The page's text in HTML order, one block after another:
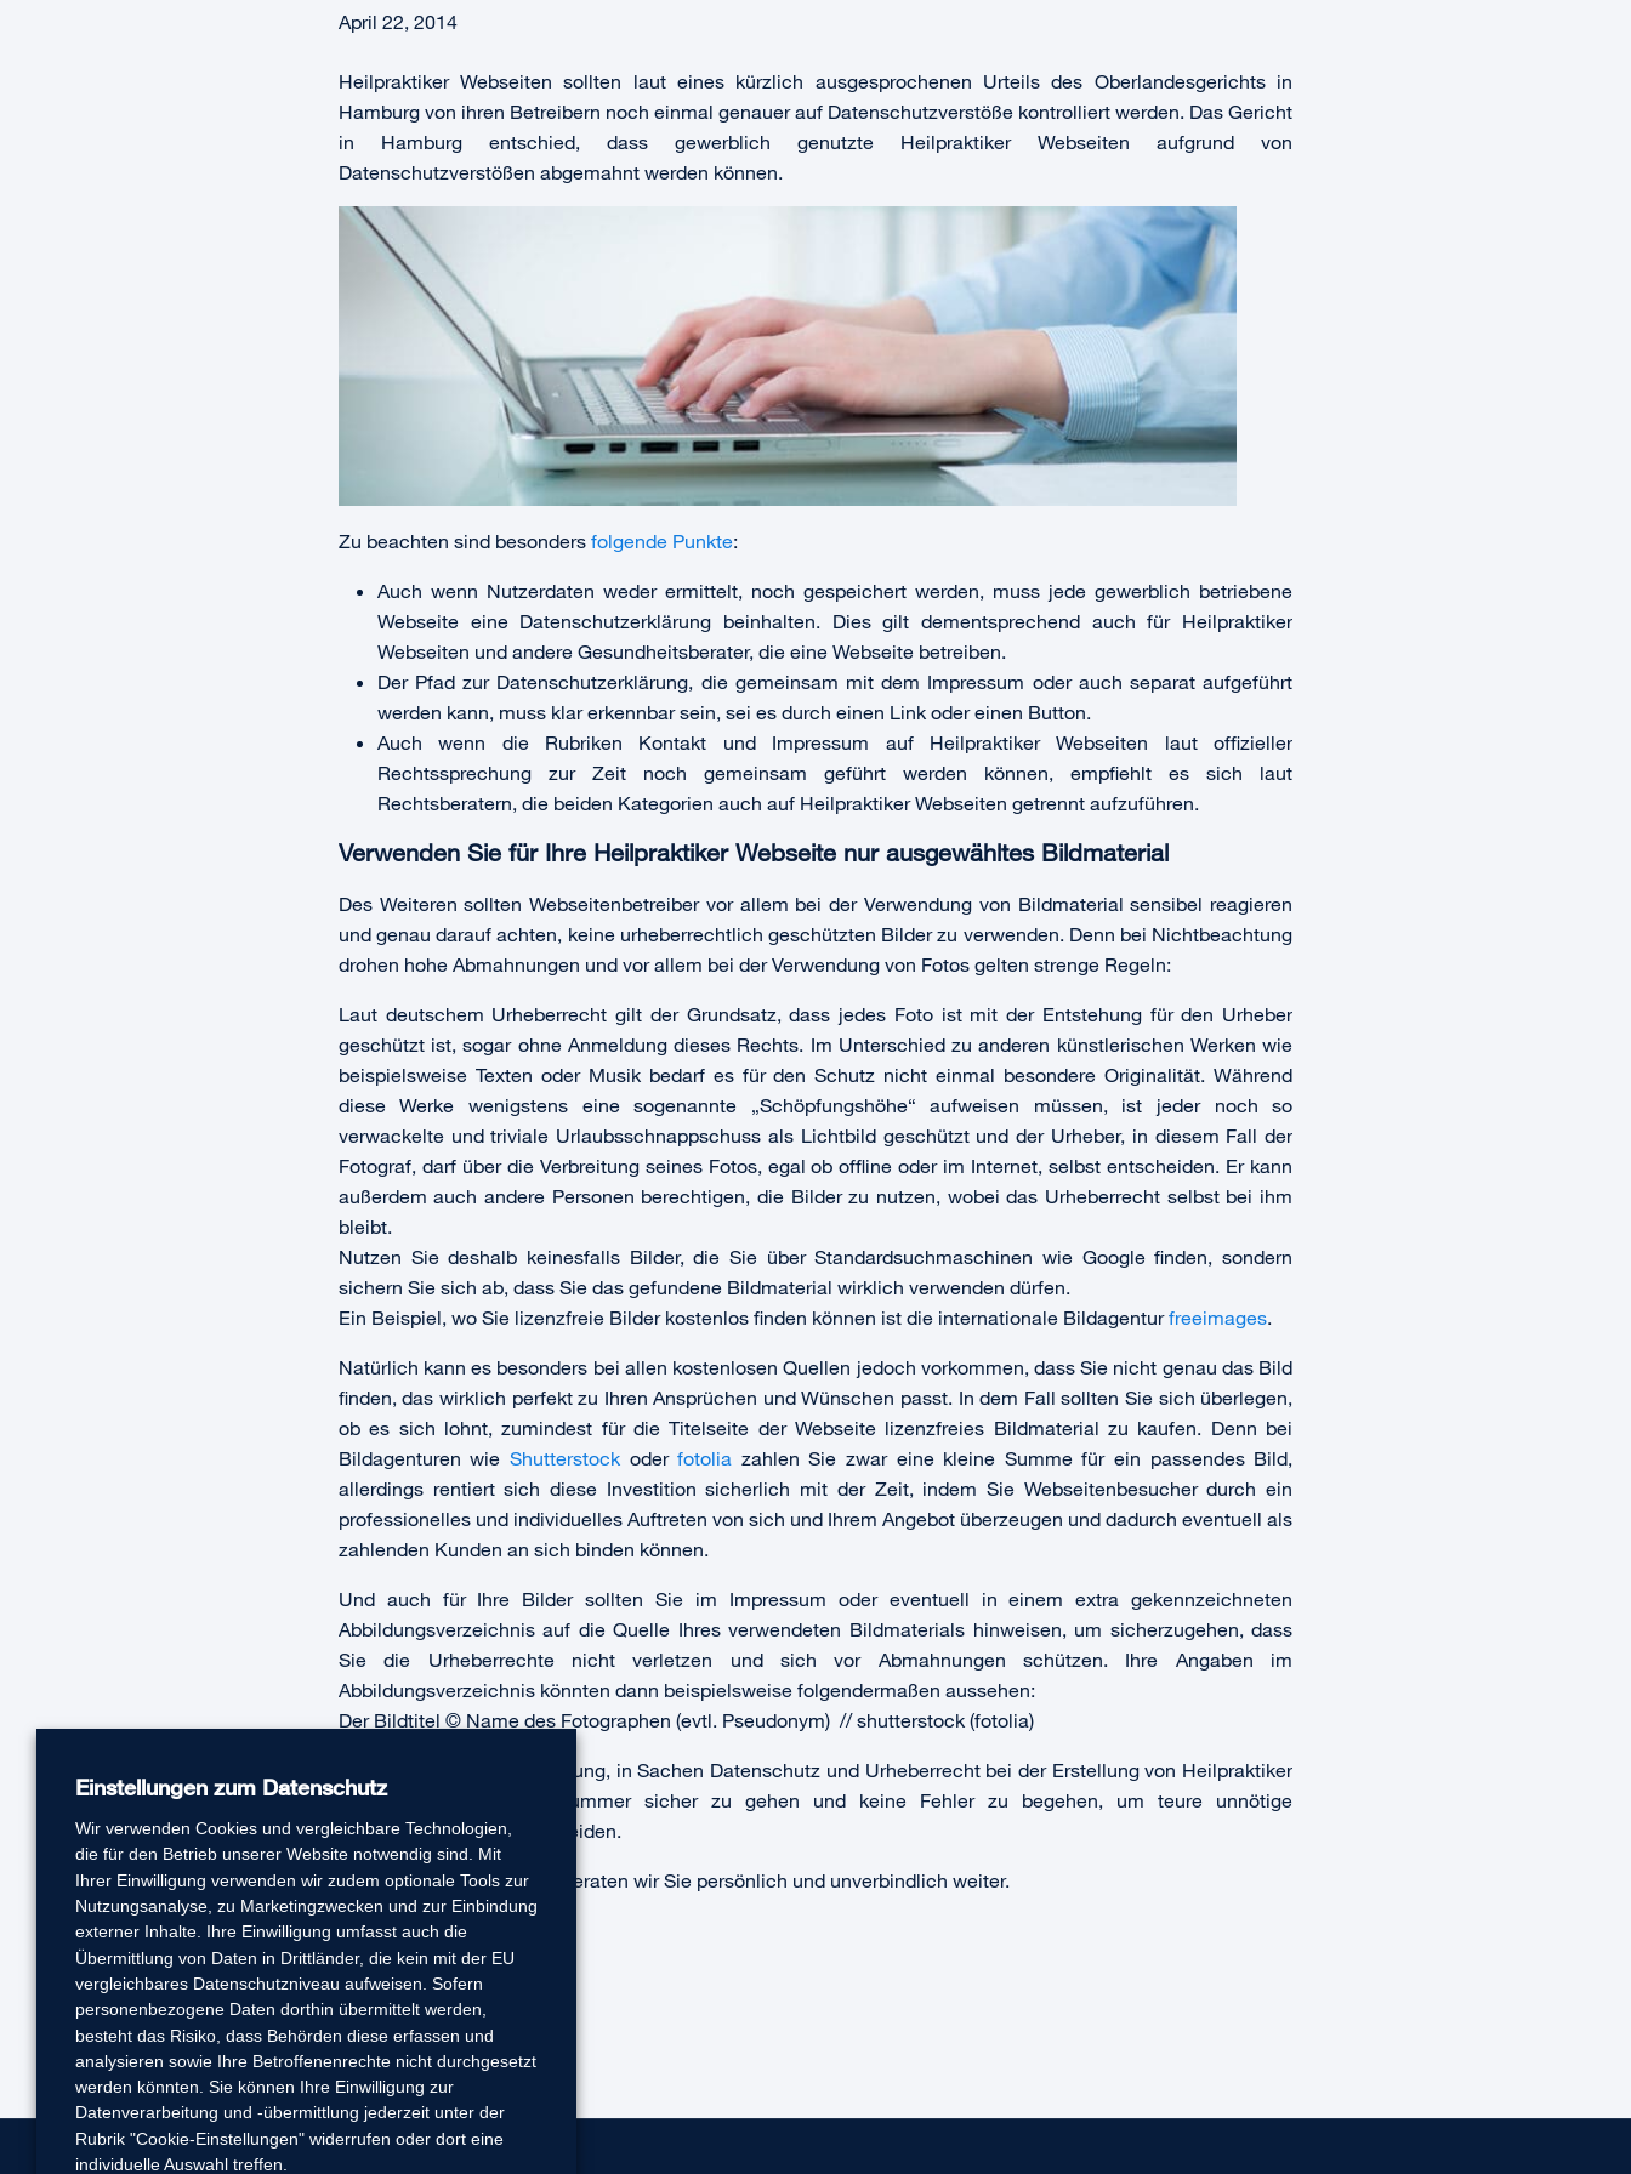
April 22, 2014
Heilpraktiker Webseiten sollten laut eines kürzlich ausgesprochenen Urteils des Oberlandesgerichts in
Hamburg von ihren Betreibern noch einmal genauer auf Datenschutzverstöße kontrolliert werden. Das Gericht
in Hamburg entschied, dass gewerblich genutzte Heilpraktiker Webseiten aufgrund von
Datenschutzverstößen abgemahnt werden können.
Zu beachten sind besonders folgende Punkte:
Auch wenn Nutzerdaten weder ermittelt, noch gespeichert werden, muss jede gewerblich betriebene
Webseite eine Datenschutzerklärung beinhalten. Dies gilt dementsprechend auch für Heilpraktiker
Webseiten und andere Gesundheitsberater, die eine Webseite betreiben.
Der Pfad zur Datenschutzerklärung, die gemeinsam mit dem Impressum oder auch separat aufgeführt
werden kann, muss klar erkennbar sein, sei es durch einen Link oder einen Button.
Auch wenn die Rubriken Kontakt und Impressum auf Heilpraktiker Webseiten laut offizieller
Rechtssprechung zur Zeit noch gemeinsam geführt werden können, empfiehlt es sich laut
Rechtsberatern, die beiden Kategorien auch auf Heilpraktiker Webseiten getrennt aufzuführen.
Verwenden Sie für Ihre Heilpraktiker Webseite nur ausgewähltes Bildmaterial
Des Weiteren sollten Webseitenbetreiber vor allem bei der Verwendung von Bildmaterial sensibel reagieren
und genau darauf achten, keine urheberrechtlich geschützten Bilder zu verwenden. Denn bei Nichtbeachtung
drohen hohe Abmahnungen und vor allem bei der Verwendung von Fotos gelten strenge Regeln:
Laut deutschem Urheberrecht gilt der Grundsatz, dass jedes Foto ist mit der Entstehung für den Urheber
geschützt ist, sogar ohne Anmeldung dieses Rechts. Im Unterschied zu anderen künstlerischen Werken wie
beispielsweise Texten oder Musik bedarf es für den Schutz nicht einmal besondere Originalität. Während
diese Werke wenigstens eine sogenannte „Schöpfungshöhe“ aufweisen müssen, ist jeder noch so
verwackelte und triviale Urlaubsschnappschuss als Lichtbild geschützt und der Urheber, in diesem Fall der
Fotograf, darf über die Verbreitung seines Fotos, egal ob offline oder im Internet, selbst entscheiden. Er kann
außerdem auch andere Personen berechtigen, die Bilder zu nutzen, wobei das Urheberrecht selbst bei ihm
bleibt.
Nutzen Sie deshalb keinesfalls Bilder, die Sie über Standardsuchmaschinen wie Google finden, sondern
sichern Sie sich ab, dass Sie das gefundene Bildmaterial wirklich verwenden dürfen.
Ein Beispiel, wo Sie lizenzfreie Bilder kostenlos finden können ist die internationale Bildagenturfreeimages.
Natürlich kann es besonders bei allen kostenlosen Quellen jedoch vorkommen, dass Sie nicht genau das Bild
finden, das wirklich perfekt zu Ihren Ansprüchen und Wünschen passt. In dem Fall sollten Sie sich überlegen,
ob es sich lohnt, zumindest für die Titelseite der Webseite lizenzfreies Bildmaterial zu kaufen. Denn bei
Bildagenturen wieShutterstock oderfotolia zahlen Sie zwar eine kleine Summe für ein passendes Bild,
allerdings rentiert sich diese Investition sicherlich mit der Zeit, indem Sie Webseitenbesucher durch ein
professionelles und individuelles Auftreten von sich und Ihrem Angebot überzeugen und dadurch eventuell als
zahlenden Kunden an sich binden können.
Und auch für Ihre Bilder sollten Sie im Impressum oder eventuell in einem extra gekennzeichneten
Abbildungsverzeichnis auf die Quelle Ihres verwendeten Bildmaterials hinweisen, um sicherzugehen, dass
Sie die Urheberrechte nicht verletzen und sich vor Abmahnungen schützen. Ihre Angaben im
Abbildungsverzeichnis könnten dann beispielsweise folgendermaßen aussehen:
Der Bildtitel © Name des Fotographen (evtl. Pseudonym) // shutterstock (fotolia)
Insgesamt gilt die Empfehlung, in Sachen Datenschutz und Urheberrecht bei der Erstellung von Heilpraktiker
Webseiten immer auf Nummer sicher zu gehen und keine Fehler zu begehen, um teure unnötige
Abmahngebühren zu vermeiden.
Erfahren Siemehr. Gerne beraten wir Sie persönlich und unverbindlich weiter.
Einstellungen zum Datenschutz
Wir verwenden Cookies und vergleichbare Technologien,
die für den Betrieb unserer Website notwendig sind. Mit
Ihrer Einwilligung verwenden wir zudem optionale Tools zur
Nutzungsanalyse, zu Marketingzwecken und zur Einbindung
externer Inhalte. Ihre Einwilligung umfasst auch die
Übermittlung von Daten in Drittländer, die kein mit der EU
vergleichbares Datenschutzniveau aufweisen. Sofern
personenbezogene Daten dorthin übermittelt werden,
besteht das Risiko, dass Behörden diese erfassen und
analysieren sowie Ihre Betroffenenrechte nicht durchgesetzt
werden könnten. Sie können Ihre Einwilligung zur
Datenverarbeitung und -übermittlung jederzeit unter der
Rubrik "Cookie-Einstellungen" widerrufen oder dort eine
individuelle Auswahl treffen.